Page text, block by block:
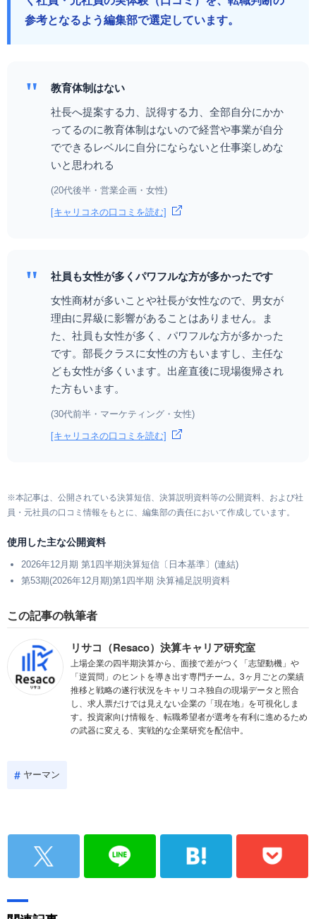
参考となるよう編集部で選定しています。
"
教育体制はない
社長へ提案する力、説得する力、全部自分にかか
ってるのに教育体制はないので経営や事業が自分
でできるレベルに自分にならないと仕事楽しめな
いと思われる
(20代後半・営業企画・女性)
[キャリコネの口コミを読む]
"
社員も女性が多くパワフルな方が多かったです
女性商材が多いことや社長が女性なので、男女が
理由に昇級に影響があることはありません。ま
た、社員も女性が多く、パワフルな方が多かった
です。部長クラスに女性の方もいますし、主任な
ども女性が多くいます。出産直後に現場復帰され
た方もいます。
(30代前半・マーケティング・女性)
[キャリコネの口コミを読む]
※本記事は、公開されている決算短信、決算説明資料等の公開資料、および社
員・元社員の口コミ情報をもとに、編集部の責任において作成しています。
使用した主な公開資料
2026年12月期 第1四半期決算短信〔日本基準〕(連結)
第53期(2026年12月期)第1四半期 決算補足説明資料
この記事の執筆者
リサコ（Resaco）決算キャリア研究室
上場企業の四半期決算から、面接で差がつく「志望動機」や
「逆質問」のヒントを導き出す専門チーム。3ヶ月ごとの業績
推移と戦略の遂行状況をキャリコネ独自の現場データと照合
し、求人票だけでは見えない企業の「現在地」を可視化しま
す。投資家向け情報を、転職希望者が選考を有利に進めるため
の武器に変える、実戦的な企業研究を配信中。
ヤーマン